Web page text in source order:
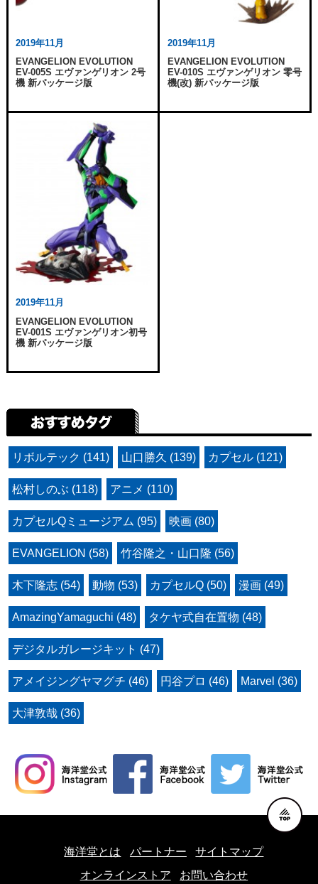
2019年11月
EVANGELION EVOLUTION
EV-005S エヴァンゲリオン 2号
機 新パッケージ版
2019年11月
EVANGELION EVOLUTION
EV-010S エヴァンゲリオン 零号
機(改) 新パッケージ版
2019年11月
EVANGELION EVOLUTION
EV-001S エヴァンゲリオン初号
機 新パッケージ版
リボルテック (141) 山口勝久 (139) カプセル (121)
松村しのぶ (118) アニメ (110)
カプセルQミュージアム (95) 映画 (80)
EVANGELION (58) 竹谷隆之・山口隆 (56)
木下隆志 (54) 動物 (53) カプセルQ (50) 漫画 (49)
AmazingYamaguchi (48) タケヤ式自在置物 (48)
デジタルガレージキット (47)
アメイジングヤマグチ (46) 円谷プロ (46) Marvel (36)
大津敦哉 (36)
海洋堂とは パートナー
サイトマップ
オンラインストア
お問い合わせ